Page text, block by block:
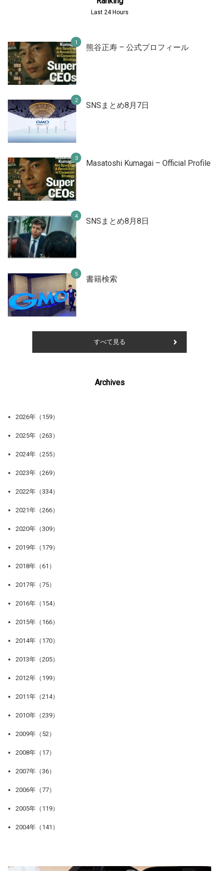
Last 24 Hours
熊谷正寿 – 公式プロフィール
SNSまとめ8月7日
Masatoshi Kumagai – Official Profile
SNSまとめ8月8日
書籍検索
すべて見る
Archives
2026年（159）
2025年（263）
2024年（255）
2023年（269）
2022年（334）
2021年（266）
2020年（309）
2019年（179）
2018年（61）
2017年（75）
2016年（154）
2015年（166）
2014年（170）
2013年（205）
2012年（199）
2011年（214）
2010年（239）
2009年（52）
2008年（17）
2007年（36）
2006年（77）
2005年（119）
2004年（141）